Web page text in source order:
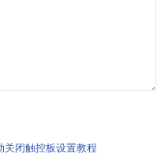
关闭触控板设置教程